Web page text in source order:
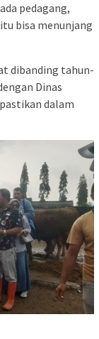
pedagang,
bisa menunjang
dibanding tahun-
Dinas
dalam